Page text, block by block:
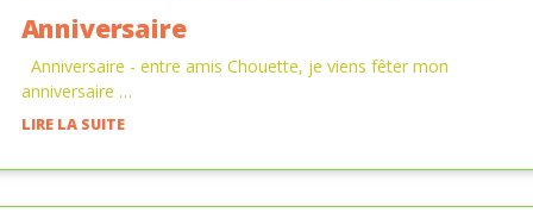
Anniversaire
Anniversaire - entre amis Chouette, je viens fêter mon
anniversaire …
LIRE LA SUITE